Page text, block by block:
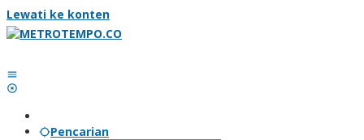
Lewati ke konten
Pencarian